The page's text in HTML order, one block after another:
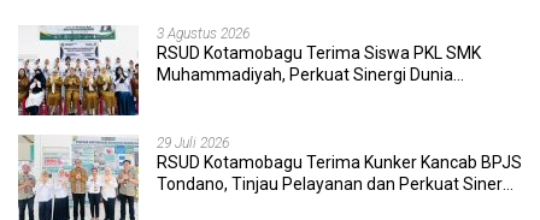
3 Agustus 2026
RSUD Kotamobagu Terima Siswa PKL SMK
Muhammadiyah, Perkuat Sinergi Dunia
29 Juli 2026
RSUD Kotamobagu Terima Kunker Kancab BPJS
Tondano, Tinjau Pelayanan dan Perkuat Sinergi